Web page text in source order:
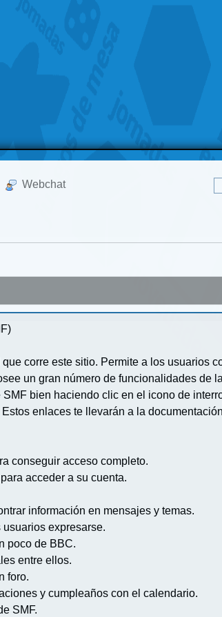
Webchat
corre este sitio. Permite a los usuarios
un gran número de funcionalidades de
bien haciendo clic en el icono de
enlaces te llevarán a la
conseguir acceso completo.
acceder a su cuenta.
información en mensajes y temas.
expresarse.
poco de BBC.
entre ellos.
foro.
y cumpleaños con el calendario.
SMF.